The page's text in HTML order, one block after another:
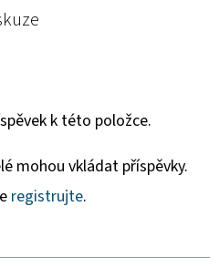
k této položce.
mohou vkládat příspěvky.
registrujte.